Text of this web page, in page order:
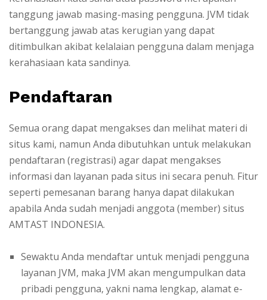
tanggung jawab masing-masing pengguna. JVM tidak
bertanggung jawab atas kerugian yang dapat
ditimbulkan akibat kelalaian pengguna dalam menjaga
kerahasiaan kata sandinya.
Pendaftaran
Semua orang dapat mengakses dan melihat materi di
situs kami, namun Anda dibutuhkan untuk melakukan
pendaftaran (registrasi) agar dapat mengakses
informasi dan layanan pada situs ini secara penuh. Fitur
seperti pemesanan barang hanya dapat dilakukan
apabila Anda sudah menjadi anggota (member) situs
AMTAST INDONESIA.
Sewaktu Anda mendaftar untuk menjadi pengguna
layanan JVM, maka JVM akan mengumpulkan data
pribadi pengguna, yakni nama lengkap, alamat e-